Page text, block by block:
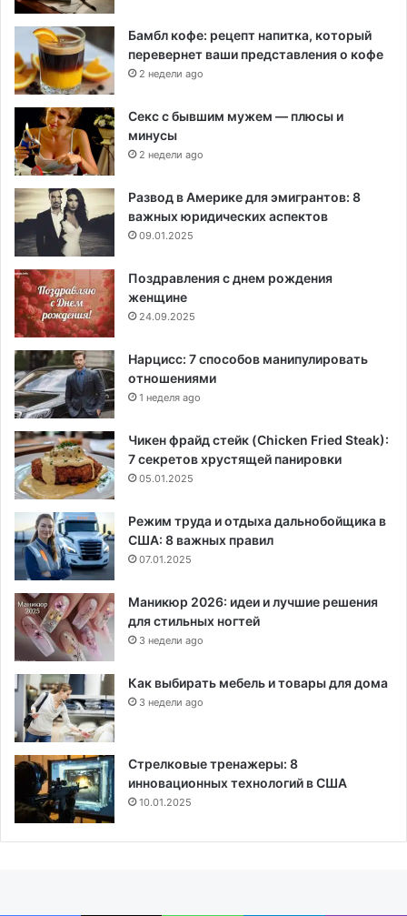
Бамбл кофе: рецепт напитка, который
перевернет ваши представления о кофе
2 недели ago
Секс с бывшим мужем — плюсы и
минусы
2 недели ago
Развод в Америке для эмигрантов: 8
важных юридических аспектов
09.01.2025
Поздравления с днем рождения
женщине
24.09.2025
Нарцисс: 7 способов манипулировать
отношениями
1 неделя ago
Чикен фрайд стейк (Chicken Fried Steak):
7 секретов хрустящей панировки
05.01.2025
Режим труда и отдыха дальнобойщика в
США: 8 важных правил
07.01.2025
Маникюр 2026: идеи и лучшие решения
для стильных ногтей
3 недели ago
Как выбирать мебель и товары для дома
3 недели ago
Стрелковые тренажеры: 8
инновационных технологий в США
10.01.2025